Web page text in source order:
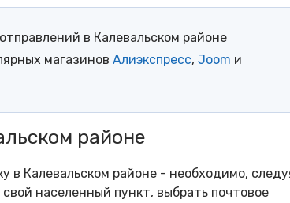
в Калевальском районе
магазинов Алиэкспресс, Joom и
районе
в Калевальском районе - необходимо,
населенный пункт, выбрать почтовое